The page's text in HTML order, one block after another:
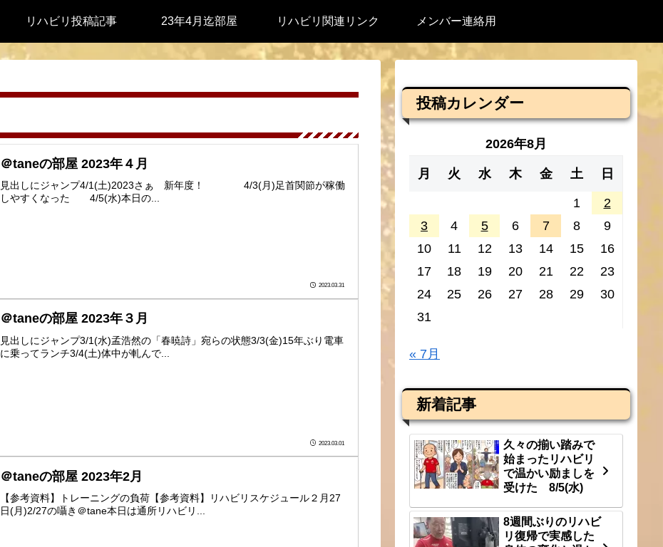
リハビリ投稿記事 23年4月迄部屋 リハビリ関連リンク メンバー連絡用
＠taneの部屋 2023年４月
見出しにジャンプ4/1(土)2023さぁ 新年度！ 4/3(月)足首関節が稼働
しやすくなった 4/5(水)本日の...
2023.03.31
＠taneの部屋 2023年３月
見出しにジャンプ3/1(水)孟浩然の「春暁詩」宛らの状態3/3(金)15年ぶり電車
に乗ってランチ3/4(土)体中が軋んで...
2023.03.01
＠taneの部屋 2023年2月
【参考資料】トレーニングの負荷【参考資料】リハビリスケジュール２月27
日(月)2/27の囁き＠tane本日は通所リハビリ...
投稿カレンダー
2026年8月
月 火 水 木 金 土 日
1
2
3
4 5 6 7 8
9
10
11 12 13 14 15
16
17
18 19 20 21 22
23
24
25 26 27 28 29
30
31
« 7月
新着記事
久々の揃い踏みで
始まったリハビリ
で温かい励ましを
受けた 8/5(水)
8週間ぶりのリハビ
リ復帰で実感した